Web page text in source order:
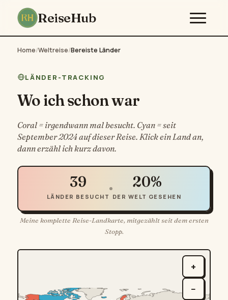
ReiseHub
Home/Weltreise/Bereiste Länder
LÄNDER-TRACKING
Wo ich schon war
Coral = irgendwann mal besucht. Cyan = seit
September 2024 auf dieser Reise. Klick ein Land an,
dann erzähl ich kurz davon.
39
LÄNDER BESUCHT
20%
DER WELT GESEHEN
Meine komplette Reise-Landkarte, mitgezählt seit dem ersten
Stopp.
+
−